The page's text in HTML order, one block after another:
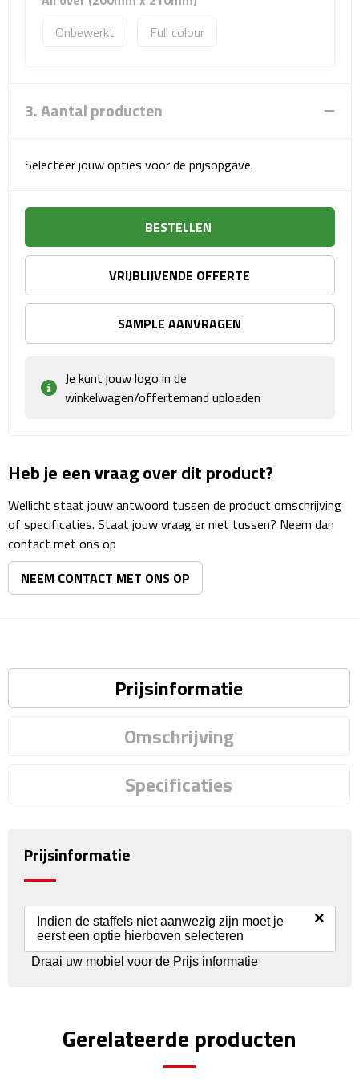
Sport- & Recreatietassen
Koeltassen & koelboxen
Strandtassen
Picknick rugtassen
Reizen
Opbergtasjes
Koffersloten
Bagageweegschalen
Auto luchtverfrissers
Auto onderhoud
Auto organizers
IJskrabbers
Onbewerkt
Full colour
3. Aantal producten
Selecteer jouw opties voor de prijsopgave.
BESTELLEN
VRIJBLIJVENDE OFFERTE
SAMPLE AANVRAGEN
Je kunt jouw logo in de
winkelwagen/offertemand uploaden
Heb je een vraag over dit product?
Wellicht staat jouw antwoord tussen de product omschrijving
of specificaties. Staat jouw vraag er niet tussen? Neem dan
contact met ons op
NEEM CONTACT MET ONS OP
Prijsinformatie
Omschrijving
Specificaties
Prijsinformatie
Indien de staffels niet aanwezig zijn moet je
eerst een optie hierboven selecteren
×
Draai uw mobiel voor de Prijs informatie
Gerelateerde producten